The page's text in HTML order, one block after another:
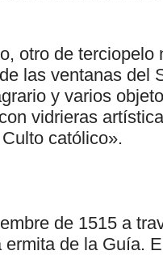
otro de terciopelo
las ventanas del
y varios
vidrieras
católico».
de 1515 a
de la Guía.